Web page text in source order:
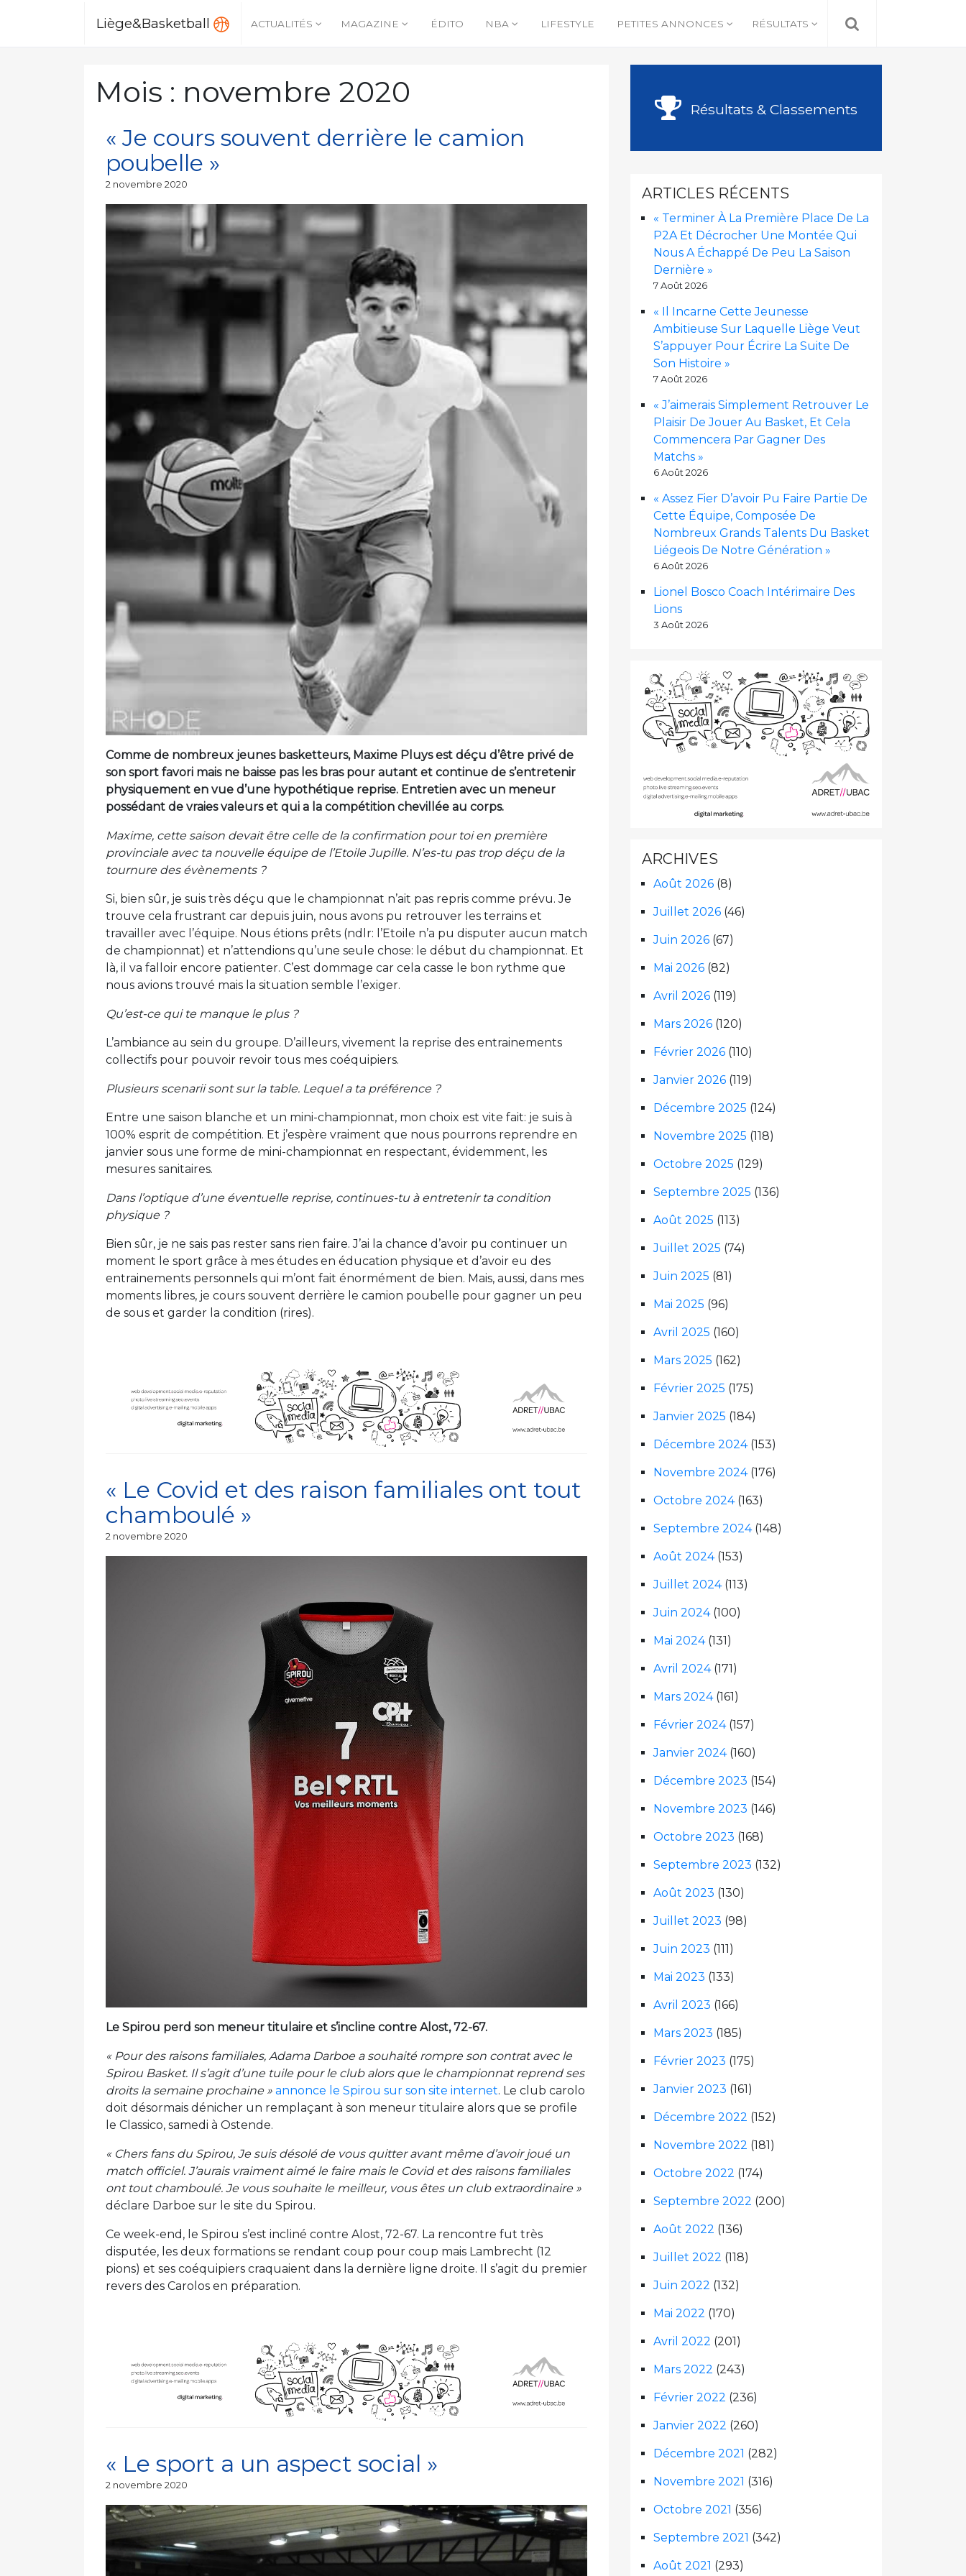
Liège&Basketball ACTUALITÉS MAGAZINE ÉDITO NBA LIFESTYLE PETITES ANNONCES RÉSULTATS
Mois : novembre 2020
« Je cours souvent derrière le camion
poubelle »
Publié
2 novembre 2020
Comme de nombreux jeunes basketteurs, Maxime Pluys est déçu d’être privé de
son sport favori mais ne baisse pas les bras pour autant et continue de s’entretenir
physiquement en vue d’une hypothétique reprise. Entretien avec un meneur
possédant de vraies valeurs et qui a la compétition chevillée au corps.
Maxime, cette saison devait être celle de la confirmation pour toi en première
provinciale avec ta nouvelle équipe de l’Etoile Jupille. N’es-tu pas trop déçu de la
tournure des évènements ?
Si, bien sûr, je suis très déçu que le championnat n’ait pas repris comme prévu. Je
trouve cela frustrant car depuis juin, nous avons pu retrouver les terrains et
travailler avec l’équipe. Nous étions prêts (ndlr: l’Etoile n’a pu disputer aucun match
de championnat) et n’attendions qu’une seule chose: le début du championnat. Et
là, il va falloir encore patienter. C’est dommage car cela casse le bon rythme que
nous avions trouvé mais la situation semble l’exiger.
Qu’est-ce qui te manque le plus ?
L’ambiance au sein du groupe. D’ailleurs, vivement la reprise des entrainements
collectifs pour pouvoir revoir tous mes coéquipiers.
Plusieurs scenarii sont sur la table. Lequel a ta préférence ?
Entre une saison blanche et un mini-championnat, mon choix est vite fait: je suis à
100% esprit de compétition. Et j’espère vraiment que nous pourrons reprendre en
janvier sous une forme de mini-championnat en respectant, évidemment, les
mesures sanitaires.
Dans l’optique d’une éventuelle reprise, continues-tu à entretenir ta condition
physique ?
Bien sûr, je ne sais pas rester sans rien faire. J’ai la chance d’avoir pu continuer un
moment le sport grâce à mes études en éducation physique et d’avoir eu des
entrainements personnels qui m’ont fait énormément de bien. Mais, aussi, dans mes
moments libres, je cours souvent derrière le camion poubelle pour gagner un peu
de sous et garder la condition (rires).
« Le Covid et des raison familiales ont tout
chamboulé »
Publié
2 novembre 2020
Le Spirou perd son meneur titulaire et s’incline contre Alost, 72-67.
« Pour des raisons familiales, Adama Darboe a souhaité rompre son contrat avec le
Spirou Basket. Il s’agit d’une tuile pour le club alors que le championnat reprend ses
droits la semaine prochaine » annonce le Spirou sur son site internet. Le club carolo
doit désormais dénicher un remplaçant à son meneur titulaire alors que se profile
le Classico, samedi à Ostende.
« Chers fans du Spirou, Je suis désolé de vous quitter avant même d’avoir joué un
match officiel. J’aurais vraiment aimé le faire mais le Covid et des raisons familiales
ont tout chamboulé. Je vous souhaite le meilleur, vous êtes un club extraordinaire »
déclare Darboe sur le site du Spirou.
Ce week-end, le Spirou s’est incliné contre Alost, 72-67. La rencontre fut très
disputée, les deux formations se rendant coup pour coup mais Lambrecht (12
pions) et ses coéquipiers craquaient dans la dernière ligne droite. Il s’agit du premier
revers des Carolos en préparation.
« Le sport a un aspect social »
Publié
2 novembre 2020
Résultats & Classements
ARTICLES RÉCENTS
« Terminer À La Première Place De La
P2A Et Décrocher Une Montée Qui
Nous A Échappé De Peu La Saison
Dernière »
7 Août 2026
« Il Incarne Cette Jeunesse
Ambitieuse Sur Laquelle Liège Veut
S’appuyer Pour Écrire La Suite De
Son Histoire »
7 Août 2026
« J’aimerais Simplement Retrouver Le
Plaisir De Jouer Au Basket, Et Cela
Commencera Par Gagner Des
Matchs »
6 Août 2026
« Assez Fier D’avoir Pu Faire Partie De
Cette Équipe, Composée De
Nombreux Grands Talents Du Basket
Liégeois De Notre Génération »
6 Août 2026
Lionel Bosco Coach Intérimaire Des
Lions
3 Août 2026
ARCHIVES
Août 2026 (8)
Juillet 2026 (46)
Juin 2026 (67)
Mai 2026 (82)
Avril 2026 (119)
Mars 2026 (120)
Février 2026 (110)
Janvier 2026 (119)
Décembre 2025 (124)
Novembre 2025 (118)
Octobre 2025 (129)
Septembre 2025 (136)
Août 2025 (113)
Juillet 2025 (74)
Juin 2025 (81)
Mai 2025 (96)
Avril 2025 (160)
Mars 2025 (162)
Février 2025 (175)
Janvier 2025 (184)
Décembre 2024(153)
Novembre 2024(176)
Octobre 2024(163)
Septembre 2024(148)
Août 2024(153)
Juillet 2024(113)
Juin 2024(100)
Mai 2024(131)
Avril 2024(171)
Mars 2024(161)
Février 2024(157)
Janvier 2024(160)
Décembre 2023 (154)
Novembre 2023 (146)
Octobre 2023 (168)
Septembre 2023 (132)
Août 2023 (130)
Juillet 2023 (98)
Juin 2023 (111)
Mai 2023 (133)
Avril 2023 (166)
Mars 2023 (185)
Février 2023 (175)
Janvier 2023 (161)
Décembre 2022 (152)
Novembre 2022 (181)
Octobre 2022 (174)
Septembre 2022 (200)
Août 2022 (136)
Juillet 2022 (118)
Juin 2022 (132)
Mai 2022 (170)
Avril 2022 (201)
Mars 2022 (243)
Février 2022 (236)
Janvier 2022 (260)
Décembre 2021 (282)
Novembre 2021 (316)
Octobre 2021 (356)
Septembre 2021 (342)
Août 2021 (293)